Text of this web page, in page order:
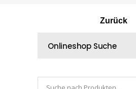
Zurück
Onlineshop Suche